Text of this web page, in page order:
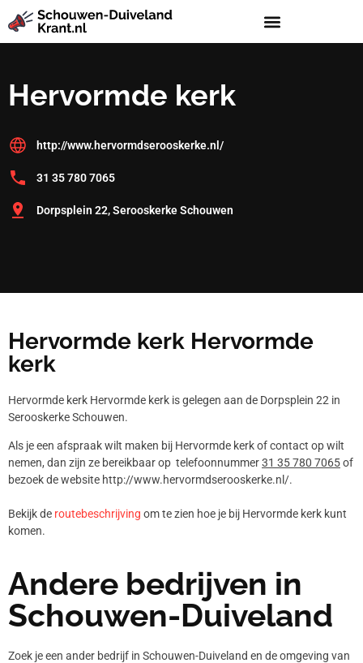
Hervormde kerk
http://www.hervormdserooskerke.nl/
31 35 780 7065
Dorpsplein 22, Serooskerke Schouwen
Hervormde kerk Hervormde
kerk
Hervormde kerk Hervormde kerk is gelegen aan de Dorpsplein 22 in
Serooskerke Schouwen.
Als je een afspraak wilt maken bij Hervormde kerk of contact op wilt
nemen, dan zijn ze bereikbaar op telefoonnummer31 35 780 7065of
bezoek de website http://www.hervormdserooskerke.nl/.
Bekijk de routebeschrijving om te zien hoe je bij Hervormde kerk kunt
komen.
Andere bedrijven in
Schouwen-Duiveland
Zoek je een ander bedrijf in Schouwen-Duiveland en de omgeving van